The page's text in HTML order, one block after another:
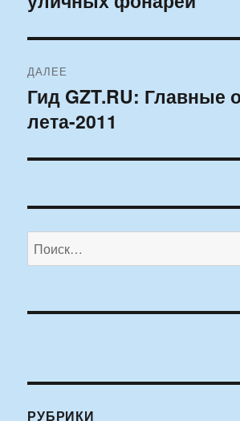
ДАЛЕЕ
Следующая
запись:
Гид GZT.RU: Главные
лета-2011
Искать:
РУБРИКИ